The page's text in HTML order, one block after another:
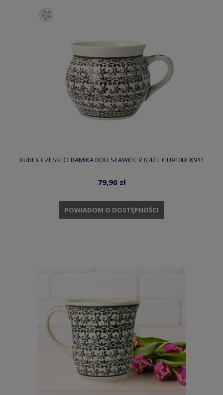
KUBEK CZESKI CERAMIKA BOLESŁAWIEC V 0,42 L GU910DEK941
79,90 zł
POWIADOM O DOSTĘPNOŚCI